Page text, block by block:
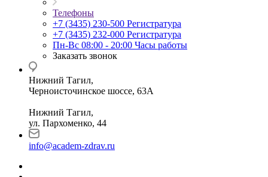
Телефоны
+7 (3435) 230-500 Регистратура
+7 (3435) 232-000 Регистратура
Пн-Вс 08:00 - 20:00 Часы работы
Заказать звонок
Нижний Тагил,
Черноисточинское шоссе, 63А
Нижний Тагил,
ул. Пархоменко, 44
info@academ-zdrav.ru